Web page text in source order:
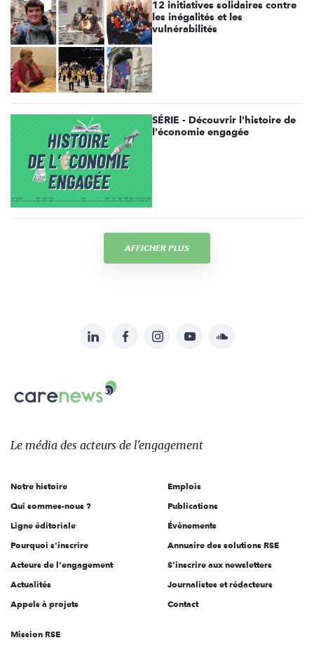
12 initiatives solidaires contre
les inégalités et les
vulnérabilités
SÉRIE - Découvrir l'histoire de
l'économie engagée
AFFICHER PLUS
sur:
LinkedInFacebookInstagramYouTubeSoundcloud
Le
des
l'engagement
Le média des acteurs de l'engagement
Notre histoire
Qui sommes-nous ?
Ligne éditoriale
Pourquoi s'inscrire
Acteurs de l'engagement
Actualités
Appels à projets
Emplois
Publications
Évènements
Annuaire des solutions RSE
S'inscrire aux newsletters
Journalistes et rédacteurs
Contact
Mission RSE